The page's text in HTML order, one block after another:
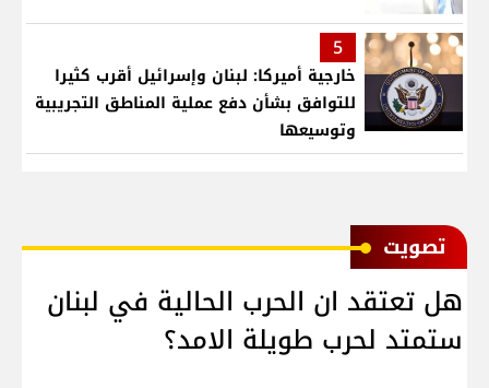
5
خارجية أميركا: لبنان وإسرائيل أقرب كثيرا
للتوافق بشأن دفع عملية المناطق التجريبية
وتوسيعها
ﺗﺼﻮﻳﺖ
هل تعتقد ان الحرب الحالية في لبنان
ستمتد لحرب طويلة الامد؟